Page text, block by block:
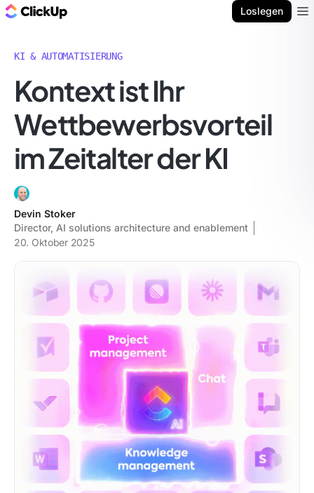
Loslegen
KI & AUTOMATISIERUNG
Kontext ist Ihr
Wettbewerbsvorteil
im Zeitalter der KI
Devin Stoker
Director, AI solutions architecture and enablement
20. Oktober 2025